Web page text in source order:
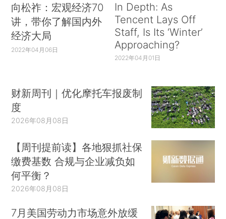
向松祚：宏观经济70
讲，带你了解国内外
经济大局
2022年04月06日
In Depth: As
Tencent Lays Off
Staff, Is Its ‘Winter’
Approaching?
2022年04月01日
财新周刊｜优化摩托车报废制
度
2026年08月08日
【周刊提前读】各地狠抓社保
缴费基数 合规与企业减负如
何平衡？
2026年08月08日
7月美国劳动力市场意外放缓